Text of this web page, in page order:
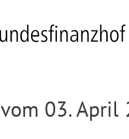
vom 03. April